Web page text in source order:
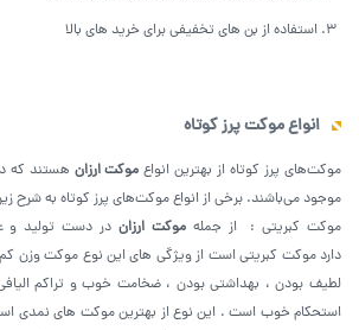
استفاده از بن های تخفیفی برای خرید های بالا
انواع موکت پرز کوتاه
موکت‌های پرز کوتاه از بهترین انواع موکت ارزان هستند که
موجود می‌باشند. برخی از انواع موکت‌های پرز کوتاه به شرح
موکت کبریتی : از جملهموکت ارزان در دست تولید و
دارد موکت کبریتی است از ویژگی های این نوع موکت وزن
لطیف بودن ، بهداشتی بودن ، ضخامت خوب و تراکم
استحکام خوب است . این نوع از بهترین موکت های نمدی